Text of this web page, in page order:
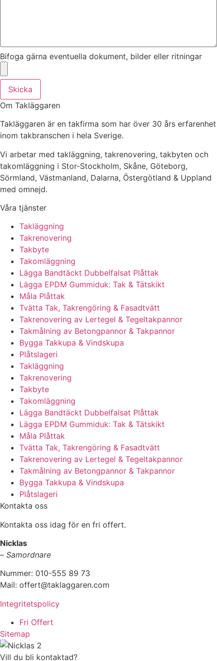
Bifoga gärna eventuella dokument, bilder eller ritningar
Skicka
Om Takläggaren
Takläggaren är en takfirma som har över 30 års erfarenhet
inom takbranschen i hela Sverige.
Vi arbetar med takläggning, takrenovering, takbyten och
takomläggning i Stor-Stockholm, Skåne, Göteborg,
Sörmland, Västmanland, Dalarna, Östergötland & Uppland
med omnejd.
Våra tjänster
Takläggning
Takrenovering
Takbyte
Takomläggning
Lägga Bandtäckt Dubbelfalsat Plåttak
Lägga EPDM Gummiduk: Tak & Tätskikt
Måla Plåttak
Tvätta Tak, Takrengöring & Fasadtvätt
Takrenovering av Lertegel & Tegeltakpannor
Takmålning av Betongpannor & Takpannor
Bygga Takkupa & Vindskupa
Plåtslageri
Takläggning
Takrenovering
Takbyte
Takomläggning
Lägga Bandtäckt Dubbelfalsat Plåttak
Lägga EPDM Gummiduk: Tak & Tätskikt
Måla Plåttak
Tvätta Tak, Takrengöring & Fasadtvätt
Takrenovering av Lertegel & Tegeltakpannor
Takmålning av Betongpannor & Takpannor
Bygga Takkupa & Vindskupa
Plåtslageri
Kontakta oss
Kontakta oss idag för en fri offert.
Nicklas
– Samordnare
Nummer: 010-555 89 73
Mail: offert@taklaggaren.com
Integritetspolicy
Fri Offert
Sitemap
Vill du bli kontaktad?